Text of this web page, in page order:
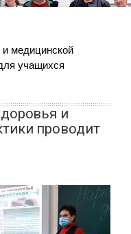
и медицинской
учащихся
и
проводит